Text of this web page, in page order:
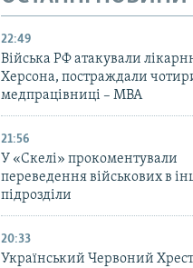
22:49
Війська РФ атакували
Херсона, постраждали
медпрацівниці – МВА
21:56
У «Скелі» прокоментували
переведення військових в
підрозділи
20:33
Український Червоний